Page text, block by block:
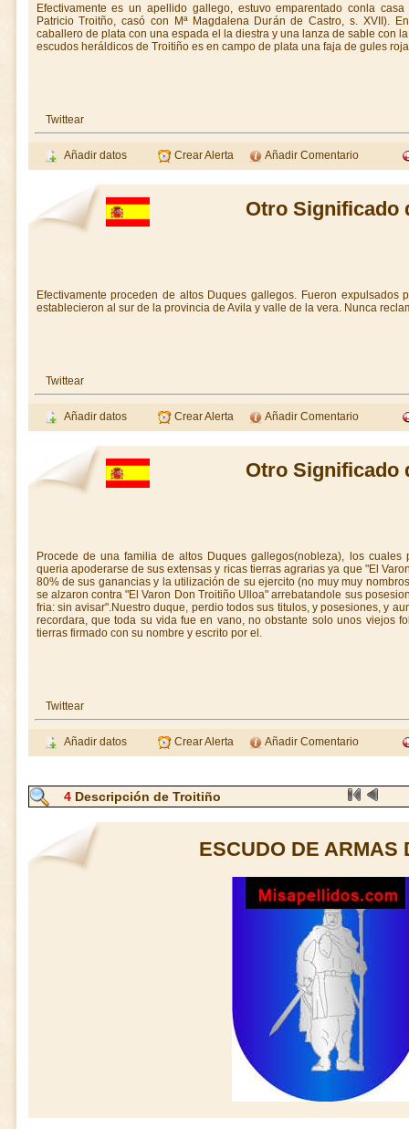
Efectivamente es un apellido gallego, estuvo emparentado conla
Patricio Troitño, casó con Mª Magdalena Durán de Castro, s. XVII).
caballero de plata con una espada el la diestra y una lanza de sable con
escudos heráldicos de Troitiño es en campo de plata una faja de gules roja
Twittear
Añadir datos Crear Alerta Añadir Comentario
Otro Significado
Efectivamente proceden de altos Duques gallegos. Fueron
establecieron al sur de la provincia de Avila y valle de la vera. Nunca
Twittear
Añadir datos Crear Alerta Añadir Comentario
Otro Significado
Procede de una familia de altos Duques gallegos(nobleza), los
queria apoderarse de sus extensas y ricas tierras agrarias ya que "El
80% de sus ganancias y la utilización de su ejercito (no muy muy
se alzaron contra "El Varon Don Troitiño Ulloa" arrebatandole sus
fria: sin avisar".Nuestro duque, perdio todos sus titulos, y posesiones, y
recordara, que toda su vida fue en vano, no obstante solo unos viejos
tierras firmado con su nombre y escrito por el.
Twittear
Añadir datos Crear Alerta Añadir Comentario
4 Descripción de Troitiño
ESCUDO DE ARMAS